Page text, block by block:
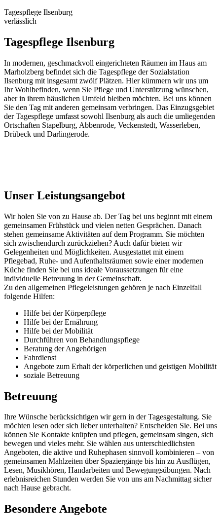
Tagespflege Ilsenburg
verlässlich
Tagespflege Ilsenburg
In modernen, geschmackvoll eingerichteten Räumen im Haus am
Marholzberg befindet sich die Tagespflege der Sozialstation
Ilsenburg mit insgesamt zwölf Plätzen. Hier kümmern wir uns um
Ihr Wohlbefinden, wenn Sie Pflege und Unterstützung wünschen,
aber in ihrem häuslichen Umfeld bleiben möchten. Bei uns können
Sie den Tag mit anderen gemeinsam verbringen. Das Einzugsgebiet
der Tagespflege umfasst sowohl Ilsenburg als auch die umliegenden
Ortschaften Stapelburg, Abbenrode, Veckenstedt, Wasserleben,
Drübeck und Darlingerode.
Unser Leistungsangebot
Wir holen Sie von zu Hause ab. Der Tag bei uns beginnt mit einem
gemeinsamen Frühstück und vielen netten Gesprächen. Danach
stehen gemeinsame Aktivitäten auf dem Programm. Sie möchten
sich zwischendurch zurückziehen? Auch dafür bieten wir
Gelegenheiten und Möglichkeiten. Ausgestattet mit einem
Pflegebad, Ruhe- und Aufenthaltsräumen sowie einer modernen
Küche finden Sie bei uns ideale Voraussetzungen für eine
individuelle Betreuung in der Gemeinschaft.
Zu den allgemeinen Pflegeleistungen gehören je nach Einzelfall
folgende Hilfen:
Hilfe bei der Körperpflege
Hilfe bei der Ernährung
Hilfe bei der Mobilität
Durchführen von Behandlungspflege
Beratung der Angehörigen
Fahrdienst
Angebote zum Erhalt der körperlichen und geistigen Mobilität
soziale Betreuung
Betreuung
Ihre Wünsche berücksichtigen wir gern in der Tagesgestaltung. Sie
möchten lesen oder sich lieber unterhalten? Entscheiden Sie. Bei uns
können Sie Kontakte knüpfen und pflegen, gemeinsam singen, sich
bewegen und vieles mehr. Sie wählen aus unterschiedlichsten
Angeboten, die aktive und Ruhephasen sinnvoll kombinieren – von
gemeinsamen Mahlzeiten über Spaziergänge bis hin zu Ausflügen,
Lesen, Musikhören, Handarbeiten und Bewegungsübungen. Nach
erlebnisreichen Stunden werden Sie von uns am Nachmittag sicher
nach Hause gebracht.
Besondere Angebote